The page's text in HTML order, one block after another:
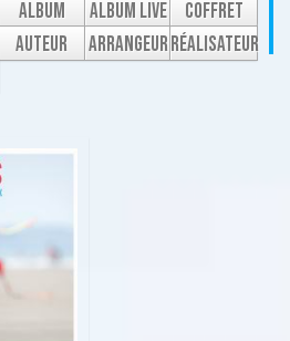
Album
studio
Album live
Coffret
Auteur ArrangeurRéalisateur